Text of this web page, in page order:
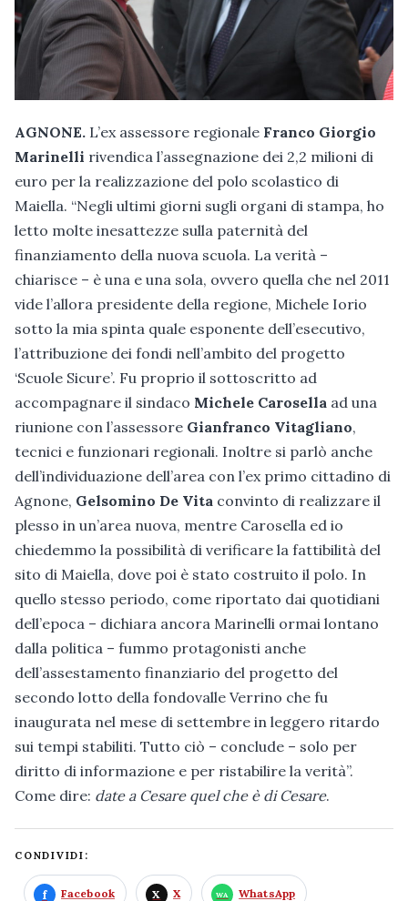
AGNONE. L’ex assessore regionale Franco Giorgio
Marinelli rivendica l’assegnazione dei 2,2 milioni di
euro per la realizzazione del polo scolastico di
Maiella. “Negli ultimi giorni sugli organi di stampa, ho
letto molte inesattezze sulla paternità del
finanziamento della nuova scuola. La verità –
chiarisce – è una e una sola, ovvero quella che nel 2011
vide l’allora presidente della regione, Michele Iorio
sotto la mia spinta quale esponente dell’esecutivo,
l’attribuzione dei fondi nell’ambito del progetto
‘Scuole Sicure’. Fu proprio il sottoscritto ad
accompagnare il sindaco Michele Carosella ad una
riunione con l’assessore Gianfranco Vitagliano,
tecnici e funzionari regionali. Inoltre si parlò anche
dell’individuazione dell’area con l’ex primo cittadino di
Agnone, Gelsomino De Vita convinto di realizzare il
plesso in un’area nuova, mentre Carosella ed io
chiedemmo la possibilità di verificare la fattibilità del
sito di Maiella, dove poi è stato costruito il polo. In
quello stesso periodo, come riportato dai quotidiani
dell’epoca – dichiara ancora Marinelli ormai lontano
dalla politica – fummo protagonisti anche
dell’assestamento finanziario del progetto del
secondo lotto della fondovalle Verrino che fu
inaugurata nel mese di settembre in leggero ritardo
sui tempi stabiliti. Tutto ciò – conclude – solo per
diritto di informazione e per ristabilire la verità”.
Come dire: date a Cesare quel che è di Cesare.
CONDIVIDI:
Facebook X WhatsApp